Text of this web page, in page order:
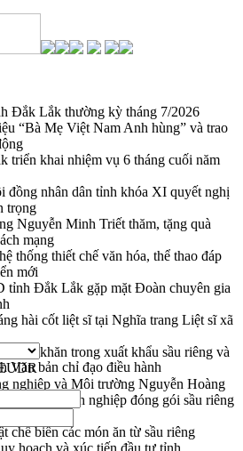
Đắk Lắk thường kỳ tháng 7/2026
“Bà Mẹ Việt Nam Anh hùng” và trao
khai nhiệm vụ 6 tháng cuối năm
nhân dân tỉnh khóa XI quyết nghị
trọng
Nguyễn Minh Triết thăm, tặng quà
mạng
thống thiết chế văn hóa, thể thao đáp
mới
Đắk Lắk gặp mặt Đoàn chuyên gia
hài cốt liệt sĩ tại Nghĩa trang Liệt sĩ xã
khó khăn trong xuất khẩu sầu riêng và
nghiệp và Môi trường Nguyễn Hoàng
và doanh nghiệp đóng gói sầu riêng
chế biến các món ăn từ sầu riêng
Văn bản chỉ đạo điều hành